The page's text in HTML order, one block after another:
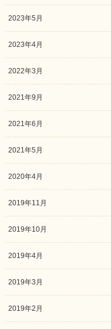
2023年5月
2023年4月
2022年3月
2021年9月
2021年6月
2021年5月
2020年4月
2019年11月
2019年10月
2019年4月
2019年3月
2019年2月